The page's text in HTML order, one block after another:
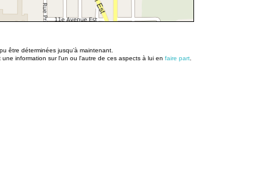
être déterminées jusqu’à maintenant.
information sur l'un ou l'autre de ces aspects à lui en faire part